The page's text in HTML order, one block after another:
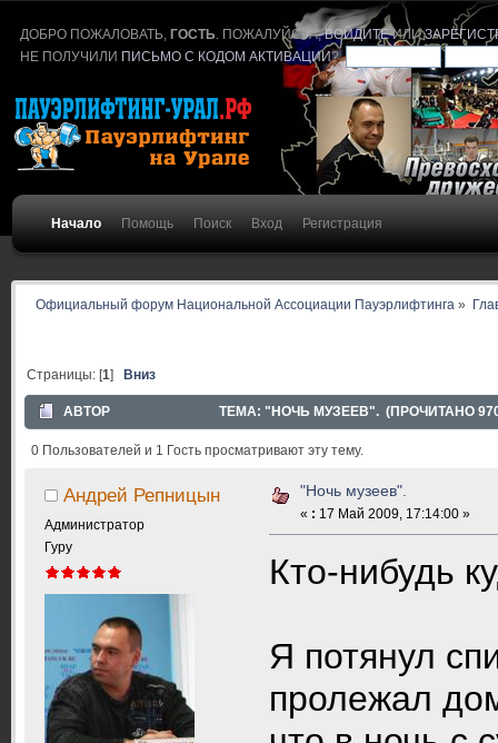
ДОБРО ПОЖАЛОВАТЬ,ГОСТЬ . ПОЖАЛУЙСТА,ВОЙДИТЕИЛИ
НЕ ПОЛУЧИЛИ ПИСЬМО С КОДОМ АКТИВАЦИИ?
Начало Помощь Поиск Вход Регистрация
Официальный форум Национальной Ассоциации Пауэрлифтинга »
Страницы: [1]Вниз
АВТОР ТЕМА: "НОЧЬ МУЗЕЕВ". (ПРОЧИТАНО
0 Пользователей и 1 Гость просматривают эту тему.
Андрей Репницын
Администратор
Гуру
"Ночь музеев".
« : 17 Май 2009, 17:14:00 »
Кто-нибудь
Я потянул
пролежал